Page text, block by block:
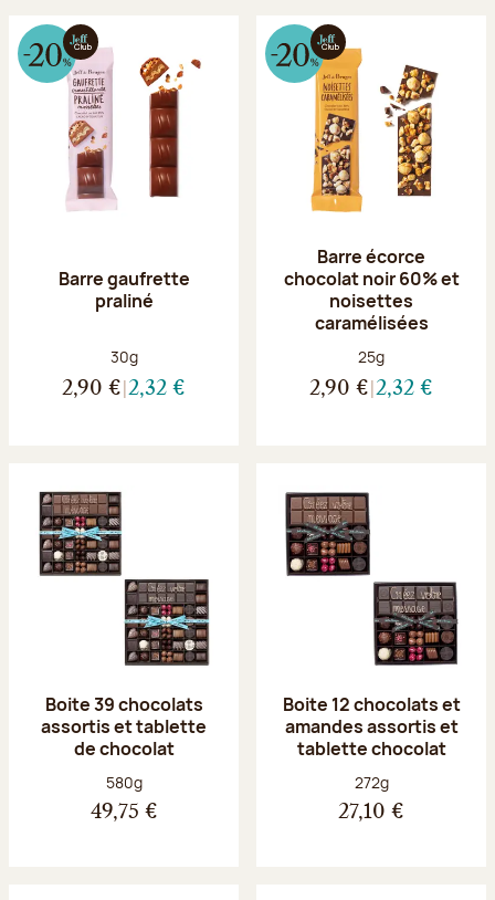
Barre gaufrette
praliné
Poids net :
30g
2,90 € 2,32 €
Barre écorce
chocolat noir 60% et
noisettes
caramélisées
Poids net :
25g
2,90 € 2,32 €
Boite 39 chocolats
assortis et tablette
de chocolat
Poids net :
580g
49,75 €
Boite 12 chocolats et
amandes assortis et
tablette chocolat
Poids net :
272g
27,10 €